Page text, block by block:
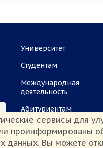
Университет
Студентам
Международная
деятельность
Абитуриентам
сервисы для
проинформированы
данных. Вы можете